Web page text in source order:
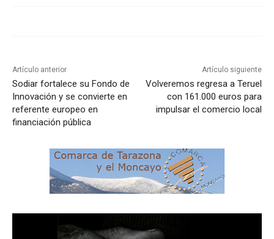
Artículo anterior
Sodiar fortalece su Fondo de
Innovación y se convierte en
referente europeo en
financiación pública
Artículo siguiente
Volveremos regresa a Teruel
con 161.000 euros para
impulsar el comercio local